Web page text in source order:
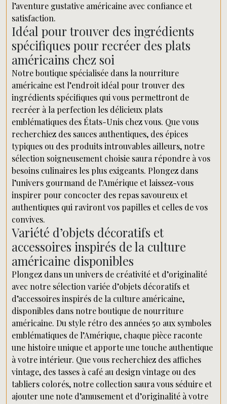
l’aventure gustative américaine avec confiance et
satisfaction.
Idéal pour trouver des ingrédients
spécifiques pour recréer des plats
américains chez soi
Notre boutique spécialisée dans la nourriture
américaine est l’endroit idéal pour trouver des
ingrédients spécifiques qui vous permettront de
recréer à la perfection les délicieux plats
emblématiques des États-Unis chez vous. Que vous
recherchiez des sauces authentiques, des épices
typiques ou des produits introuvables ailleurs, notre
sélection soigneusement choisie saura répondre à vos
besoins culinaires les plus exigeants. Plongez dans
l’univers gourmand de l’Amérique et laissez-vous
inspirer pour concocter des repas savoureux et
authentiques qui raviront vos papilles et celles de vos
convives.
Variété d’objets décoratifs et
accessoires inspirés de la culture
américaine disponibles
Plongez dans un univers de créativité et d’originalité
avec notre sélection variée d’objets décoratifs et
d’accessoires inspirés de la culture américaine,
disponibles dans notre boutique de nourriture
américaine. Du style rétro des années 50 aux symboles
emblématiques de l’Amérique, chaque pièce raconte
une histoire unique et apporte une touche authentique
à votre intérieur. Que vous recherchiez des affiches
vintage, des tasses à café au design vintage ou des
tabliers colorés, notre collection saura vous séduire et
ajouter une note d’amusement et d’originalité à votre